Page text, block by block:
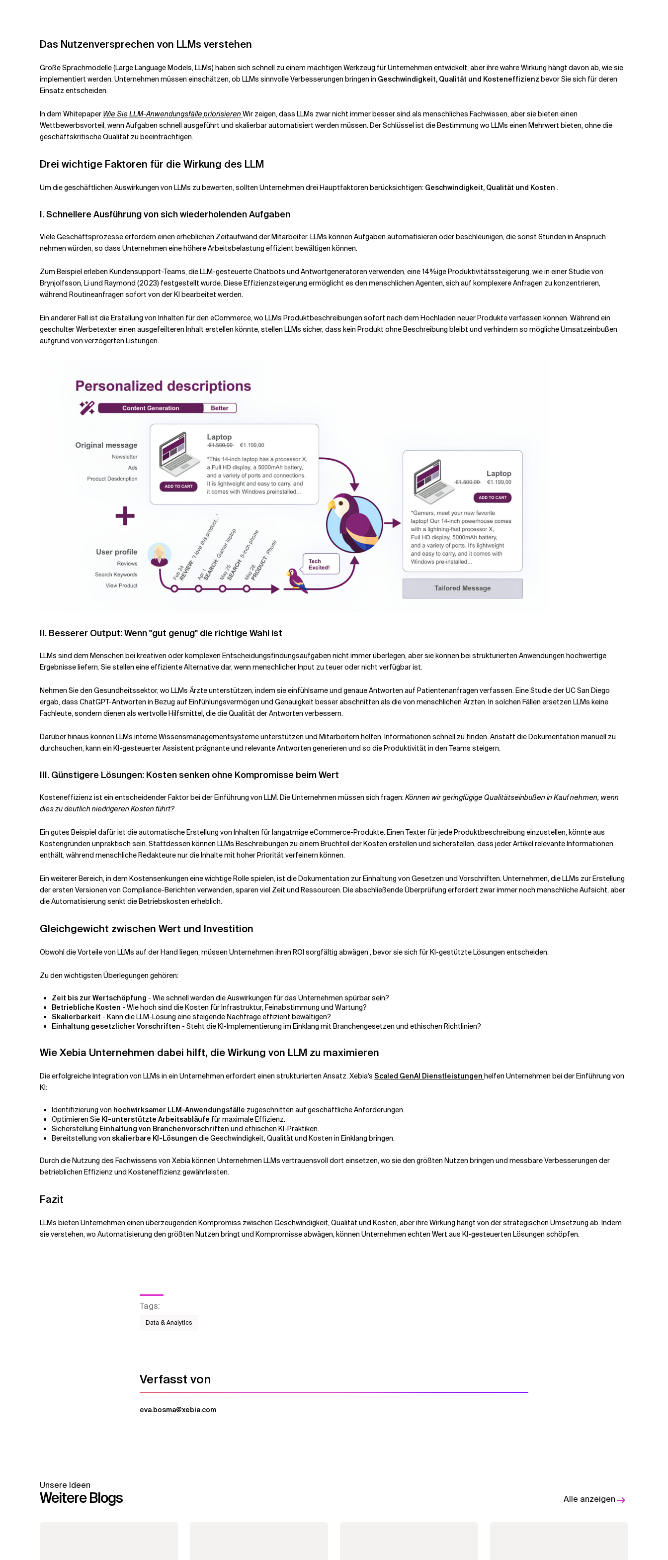
Das Nutzenversprechen von LLMs verstehen
Große Sprachmodelle (Large Language Models, LLMs) haben sich schnell zu einem mächtigen Werkzeug für Unternehmen entwickelt, aber ihre wahre Wirkung hängt davon ab, wie sie
implementiert werden. Unternehmen müssen einschätzen, ob LLMs sinnvolle Verbesserungen bringen in Geschwindigkeit, Qualität und Kosteneffizienz bevor Sie sich für deren
Einsatz entscheiden.
In dem Whitepaper Wie Sie LLM-Anwendungsfälle priorisieren Wir zeigen, dass LLMs zwar nicht immer besser sind als menschliches Fachwissen, aber sie bieten einen
Wettbewerbsvorteil, wenn Aufgaben schnell ausgeführt und skalierbar automatisiert werden müssen. Der Schlüssel ist die Bestimmung wo LLMs einen Mehrwert bieten, ohne die
geschäftskritische Qualität zu beeinträchtigen.
Drei wichtige Faktoren für die Wirkung des LLM
Um die geschäftlichen Auswirkungen von LLMs zu bewerten, sollten Unternehmen drei Hauptfaktoren berücksichtigen: Geschwindigkeit, Qualität und Kosten .
I. Schnellere Ausführung von sich wiederholenden Aufgaben
Viele Geschäftsprozesse erfordern einen erheblichen Zeitaufwand der Mitarbeiter. LLMs können Aufgaben automatisieren oder beschleunigen, die sonst Stunden in Anspruch
nehmen würden, so dass Unternehmen eine höhere Arbeitsbelastung effizient bewältigen können.
Zum Beispiel erleben Kundensupport-Teams, die LLM-gesteuerte Chatbots und Antwortgeneratoren verwenden, eine 14%ige Produktivitätssteigerung, wie in einer Studie von
Brynjolfsson, Li und Raymond (2023) festgestellt wurde. Diese Effizienzsteigerung ermöglicht es den menschlichen Agenten, sich auf komplexere Anfragen zu konzentrieren,
während Routineanfragen sofort von der KI bearbeitet werden.
Ein anderer Fall ist die Erstellung von Inhalten für den eCommerce, wo LLMs Produktbeschreibungen sofort nach dem Hochladen neuer Produkte verfassen können. Während ein
geschulter Werbetexter einen ausgefeilteren Inhalt erstellen könnte, stellen LLMs sicher, dass kein Produkt ohne Beschreibung bleibt und verhindern so mögliche Umsatzeinbußen
aufgrund von verzögerten Listungen.
II. Besserer Output: Wenn "gut genug" die richtige Wahl ist
LLMs sind dem Menschen bei kreativen oder komplexen Entscheidungsfindungsaufgaben nicht immer überlegen, aber sie können bei strukturierten Anwendungen hochwertige
Ergebnisse liefern. Sie stellen eine effiziente Alternative dar, wenn menschlicher Input zu teuer oder nicht verfügbar ist.
Nehmen Sie den Gesundheitssektor, wo LLMs Ärzte unterstützen, indem sie einfühlsame und genaue Antworten auf Patientenanfragen verfassen. Eine Studie der UC San Diego
ergab, dass ChatGPT-Antworten in Bezug auf Einfühlungsvermögen und Genauigkeit besser abschnitten als die von menschlichen Ärzten. In solchen Fällen ersetzen LLMs keine
Fachleute, sondern dienen als wertvolle Hilfsmittel, die die Qualität der Antworten verbessern.
Darüber hinaus können LLMs interne Wissensmanagementsysteme unterstützen und Mitarbeitern helfen, Informationen schnell zu finden. Anstatt die Dokumentation manuell zu
durchsuchen, kann ein KI-gesteuerter Assistent prägnante und relevante Antworten generieren und so die Produktivität in den Teams steigern.
III. Günstigere Lösungen: Kosten senken ohne Kompromisse beim Wert
Kosteneffizienz ist ein entscheidender Faktor bei der Einführung von LLM. Die Unternehmen müssen sich fragen:Können wir geringfügige Qualitätseinbußen in Kauf nehmen, wenn
dies zu deutlich niedrigeren Kosten führt?
Ein gutes Beispiel dafür ist die automatische Erstellung von Inhalten für langatmige eCommerce-Produkte. Einen Texter für jede Produktbeschreibung einzustellen, könnte aus
Kostengründen unpraktisch sein. Stattdessen können LLMs Beschreibungen zu einem Bruchteil der Kosten erstellen und sicherstellen, dass jeder Artikel relevante Informationen
enthält, während menschliche Redakteure nur die Inhalte mit hoher Priorität verfeinern können.
Ein weiterer Bereich, in dem Kostensenkungen eine wichtige Rolle spielen, ist die Dokumentation zur Einhaltung von Gesetzen und Vorschriften. Unternehmen, die LLMs zur Erstellung
der ersten Versionen von Compliance-Berichten verwenden, sparen viel Zeit und Ressourcen. Die abschließende Überprüfung erfordert zwar immer noch menschliche Aufsicht, aber
die Automatisierung senkt die Betriebskosten erheblich.
Gleichgewicht zwischen Wert und Investition
Obwohl die Vorteile von LLMs auf der Hand liegen, müssen Unternehmen ihren ROIsorgfältig abwägen , bevor sie sich für KI-gestützte Lösungen entscheiden.
Zu den wichtigsten Überlegungen gehören:
Zeit bis zur Wertschöpfung - Wie schnell werden die Auswirkungen für das Unternehmen spürbar sein?
Betriebliche Kosten - Wie hoch sind die Kosten für Infrastruktur, Feinabstimmung und Wartung?
Skalierbarkeit - Kann die LLM-Lösung eine steigende Nachfrage effizient bewältigen?
Einhaltung gesetzlicher Vorschriften - Steht die KI-Implementierung im Einklang mit Branchengesetzen und ethischen Richtlinien?
Wie Xebia Unternehmen dabei hilft, die Wirkung von LLM zu maximieren
Die erfolgreiche Integration von LLMs in ein Unternehmen erfordert einen strukturierten Ansatz. Xebia's Scaled GenAI Dienstleistungen helfen Unternehmen bei der Einführung von
KI:
Identifizierung von hochwirksamer LLM-Anwendungsfälle zugeschnitten auf geschäftliche Anforderungen.
Optimieren Sie KI-unterstützte Arbeitsabläufe für maximale Effizienz.
Sicherstellung Einhaltung von Branchenvorschriften und ethischen KI-Praktiken.
Bereitstellung von skalierbare KI-Lösungen die Geschwindigkeit, Qualität und Kosten in Einklang bringen.
Durch die Nutzung des Fachwissens von Xebia können Unternehmen LLMs vertrauensvoll dort einsetzen, wo sie den größten Nutzen bringen und messbare Verbesserungen der
betrieblichen Effizienz und Kosteneffizienz gewährleisten.
Fazit
LLMs bieten Unternehmen einen überzeugenden Kompromiss zwischen Geschwindigkeit, Qualität und Kosten, aber ihre Wirkung hängt von der strategischen Umsetzung ab. Indem
sie verstehen, wo Automatisierung den größten Nutzen bringt und Kompromisse abwägen, können Unternehmen echten Wert aus KI-gesteuerten Lösungen schöpfen.
Tags:
Data & Analytics
Verfasst von
eva.bosma@xebia.com
Unsere Ideen
Weitere Blogs Alle anzeigen